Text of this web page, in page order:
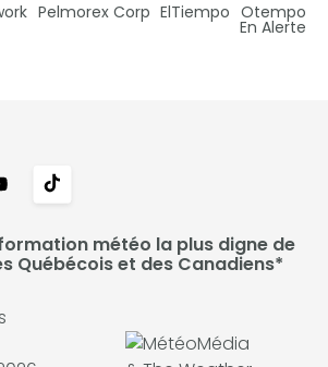
Pelmorex Corp ElTiempo Otempo
En Alerte
météo la plus digne de
Québécois et des Canadiens*